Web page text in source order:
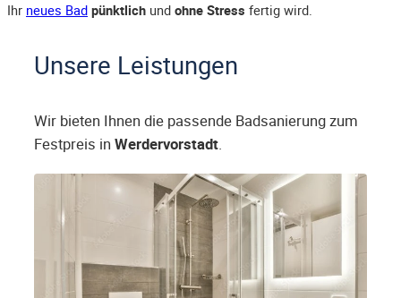
Ihr neues Bad pünktlich und ohne Stress fertig wird.
Unsere Leistungen
Wir bieten Ihnen die passende Badsanierung zum
Festpreis in Werdervorstadt.